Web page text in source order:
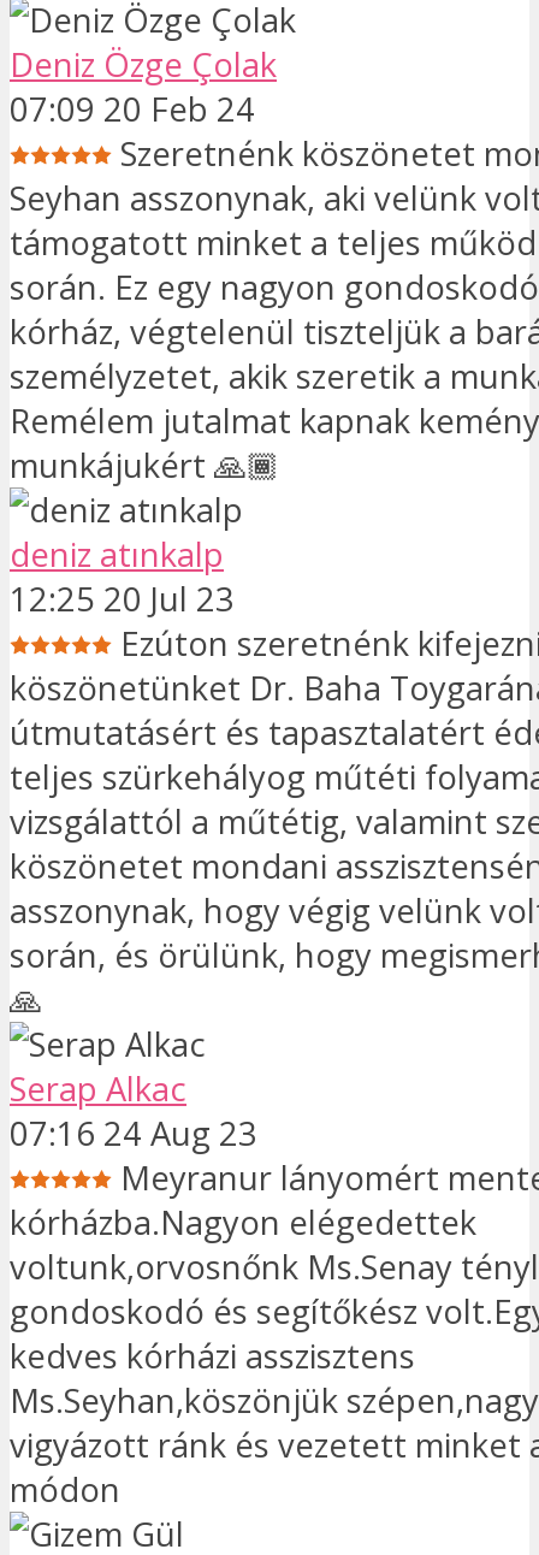
Deniz Özge Çolak
07:09 20 Feb 24
Szeretnénk köszönetet
Seyhan asszonynak, aki velünk
támogatott minket a teljes
során. Ez egy nagyon
kórház, végtelenül tiszteljük a
személyzetet, akik szeretik a
Remélem jutalmat kapnak kemény
munkájukért 🙏🏾
deniz atınkalp
12:25 20 Jul 23
Ezúton szeretnénk
köszönetünket Dr. Baha
útmutatásért és tapasztalatért
teljes szürkehályog műtéti
vizsgálattól a műtétig, valamint
köszönetet mondani
asszonynak, hogy végig velünk
során, és örülünk, hogy
🙏
Serap Alkac
07:16 24 Aug 23
Meyranur lányomért
kórházba.Nagyon elégedettek
voltunk,orvosnőnk Ms.Senay
gondoskodó és segítőkész
kedves kórházi asszisztens
Ms.Seyhan,köszönjük
vigyázott ránk és vezetett minket
módon